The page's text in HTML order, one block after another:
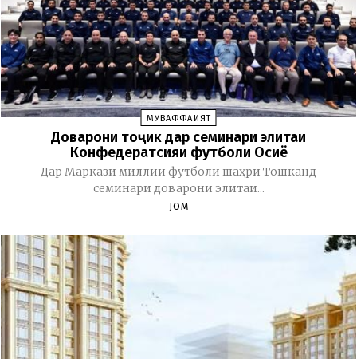
МУВАФФАҚИЯТ
Доварони тоҷик дар семинари элитаи
Конфедератсияи футболи Осиё
Дар Маркази миллии футболи шаҳри Тошканд
семинари доварони элитаи...
JOM